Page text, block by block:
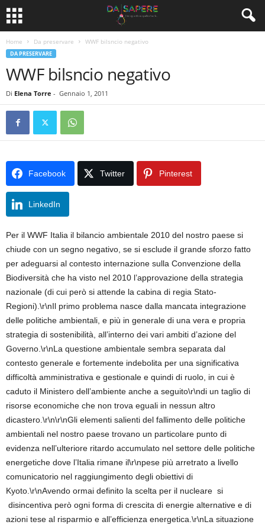
Home Da preservare WWF bilsncio negativo
DA PRESERVARE
WWF bilsncio negativo
Di Elena Torre - Gennaio 1, 2011
Facebook Twitter Pinterest
LinkedIn
Per il WWF Italia il bilancio ambientale 2010 del nostro paese si
chiude con un segno negativo, se si esclude il grande sforzo fatto
per adeguarsi al contesto internazione sulla Convenzione della
Biodiversità che ha visto nel 2010 l’approvazione della strategia
nazionale (di cui però si attende la cabina di regia Stato-
Regioni).\r\nIl primo problema nasce dalla mancata integrazione
delle politiche ambientali, e più in generale di una vera e propria
strategia di sostenibilità, all’interno dei vari ambiti d’azione del
Governo.\r\nLa questione ambientale sembra separata dal
contesto generale e fortemente indebolita per una significativa
difficoltà amministrativa e gestionale e quindi di ruolo, in cui è
caduto il Ministero dell’ambiente anche a seguito\r\ndi un taglio di
risorse economiche che non trova eguali in nessun altro
dicastero.\r\n\r\nGli elementi salienti del fallimento delle politiche
ambientali nel nostro paese trovano un particolare punto di
evidenza nell’ulteriore ritardo accumulato nel settore delle politiche
energetiche dove l’Italia rimane il\r\npese più arretrato a livello
comunicatorio nel raggiungimento degli obiettivi di
Kyoto.\r\nAvendo ormai definito la scelta per il nucleare si
disincentiva però ogni forma di crescita di energie alternative e di
azioni tese al risparmio e all’efficienza energetica.\r\nLa situazione